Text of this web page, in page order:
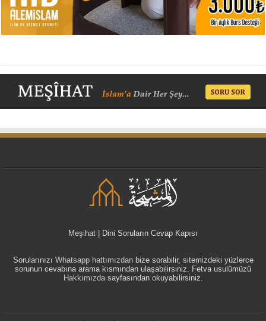
Meşihat | Dini Soruların Cevap Kapısı
Sorularınızı Whatsapp hattımızdanbize sorabilir, sitemizdeki yüzlerce
sorunun cevabına arama kısmından ulaşabilirsiniz. Fetva usulümüzü
Hakkımızdasayfasından okuyabilirsiniz.